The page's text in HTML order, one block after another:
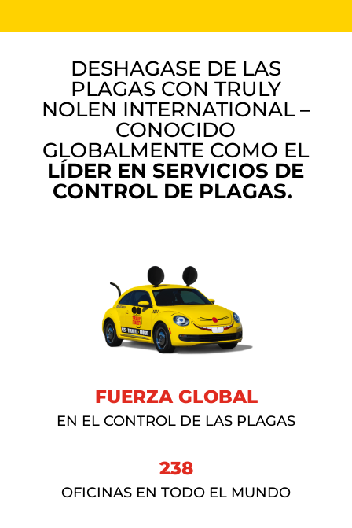
DESHAGASE DE LAS
PLAGAS CON TRULY
NOLEN INTERNATIONAL –
CONOCIDO
GLOBALMENTE COMO EL
LÍDER EN SERVICIOS DE
CONTROL DE PLAGAS.
FUERZA GLOBAL
EN EL CONTROL DE LAS PLAGAS
238
OFICINAS EN TODO EL MUNDO